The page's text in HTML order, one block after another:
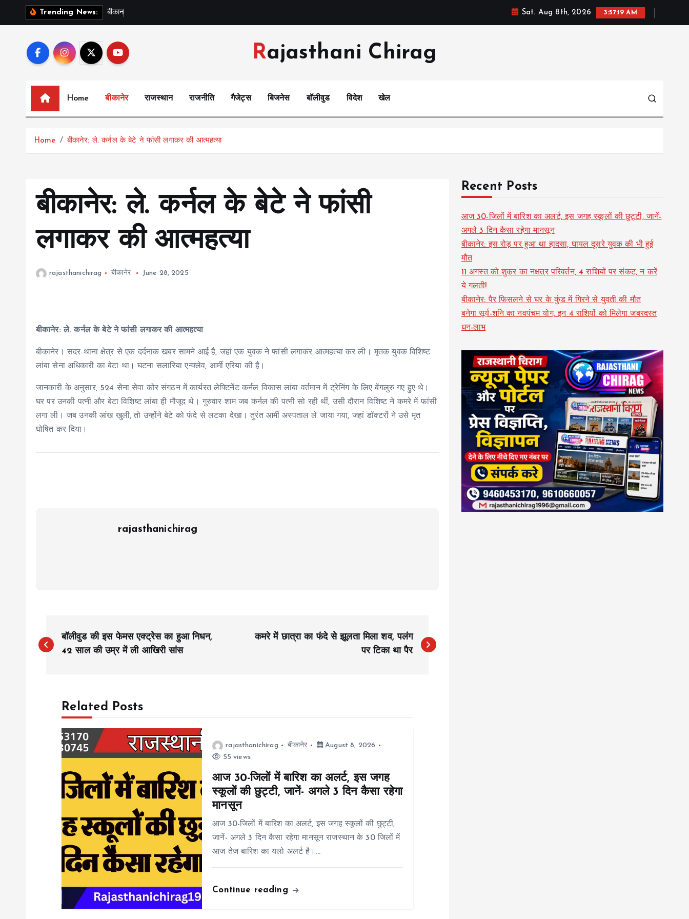
Trending News: बकन Sat. Aug 8th, 2026 3:57:20 AM
Rajasthani Chirag
Home बीकानेर राजस्थान राजनीति गैजेट्स बिजनेस बॉलीवुड विदेश खेल
Home बीकानेर: ले. कर्नल के बेटे ने फांसी लगाकर की आत्महत्या
बीकानेर: ले. कर्नल के बेटे ने फांसी
लगाकर की आत्महत्या
rajasthanichirag बीकानेर June 28, 2025
बीकानेर: ले. कर्नल के बेटे ने फांसी लगाकर की आत्महत्या
बीकानेर। सदर थाना क्षेत्र से एक दर्दनाक खबर सामने आई है, जहां एक युवक ने फांसी लगाकर आत्महत्या कर ली। मृतक युवक विशिष्ट
लांबा सेना अधिकारी का बेटा था। घटना सलारिया एन्क्लेव, आर्मी एरिया की है।
जानकारी के अनुसार, 524 सेना सेवा कोर संगठन में कार्यरत लेफ्टिनेंट कर्नल विकास लांबा वर्तमान में ट्रेनिंग के लिए बेंगलुरु गए हुए थे।
घर पर उनकी पत्नी और बेटा विशिष्ट लांबा ही मौजूद थे। गुरुवार शाम जब कर्नल की पत्नी सो रही थीं, उसी दौरान विशिष्ट ने कमरे में फांसी
लगा ली। जब उनकी आंख खुली, तो उन्होंने बेटे को फंदे से लटका देखा। तुरंत आर्मी अस्पताल ले जाया गया, जहां डॉक्टरों ने उसे मृत
घोषित कर दिया।
rajasthanichirag
o
बॉलीवुड की इस फेमस एक्ट्रेस का हुआ निधन,
42 साल की उम्र में ली आखिरी सांस
कमरे में छात्रा का फंदे से झूलता मिला शव, पलंग
पर टिका था पैर
Related Posts
rajasthanichirag बीकानेर
August 8, 2026
55 views
आज 30-जिलों में बारिश का अलर्ट, इस जगह
स्कूलों की छुट्टी, जानें- अगले 3 दिन कैसा रहेगा
मानसून
आज 30-जिलों में बारिश का अलर्ट, इस जगह स्कूलों की छुट्टी,
जानें- अगले 3 दिन कैसा रहेगा मानसून राजस्थान के 30 जिलों में
आज तेज बारिश का यलो अलर्ट है।…
Continue reading
Recent Posts
आज 30-जिलों में बारिश का अलर्ट, इस जगह स्कूलों की छुट्टी, जानें-
अगले 3 दिन कैसा रहेगा मानसून
बीकानेर: इस रोड़ पर हुआ था हादसा, घायल दूसरे युवक की भी हुई
मौत
11 अगस्त को शुक्र का नक्षत्र परिवर्तन, 4 राशियों पर संकट, न करें
ये गलती!
बीकानेर: पैर फिसलने से घर के कुंड में गिरने से युवती की मौत
बनेगा सूर्य-शनि का नवपंचम योग, इन 4 राशियों को मिलेगा जबरदस्त
धन-लाभ